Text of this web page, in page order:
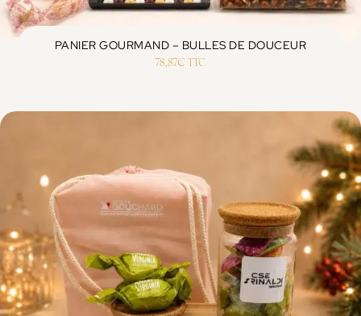
PANIER GOURMAND – BULLES DE DOUCEUR
78,87€ TTC